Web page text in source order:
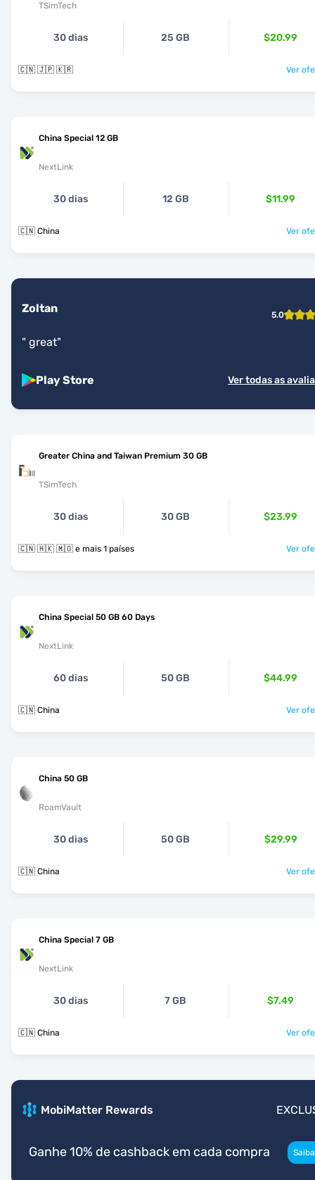
TSimTech
30 dias 25 GB $20.99
🇨🇳 🇯🇵 🇰🇷 Ver
China Special 12 GB
NextLink
30 dias 12 GB $11.99
🇨🇳 China Ver
Zoltan 5.0
" great"
Play Store Ver todas as
Greater China and Taiwan Premium 30 GB
TSimTech
30 dias 30 GB $23.99
🇨🇳 🇭🇰 🇲🇴 e mais 1 países Ver
China Special 50 GB 60 Days
NextLink
60 dias 50 GB $44.99
🇨🇳 China Ver
China 50 GB
RoamVault
30 dias 50 GB $29.99
🇨🇳 China Ver
China Special 7 GB
NextLink
30 dias 7 GB $7.49
🇨🇳 China Ver
MobiMatter Rewards
Ganhe 10% de cashback em cada compra